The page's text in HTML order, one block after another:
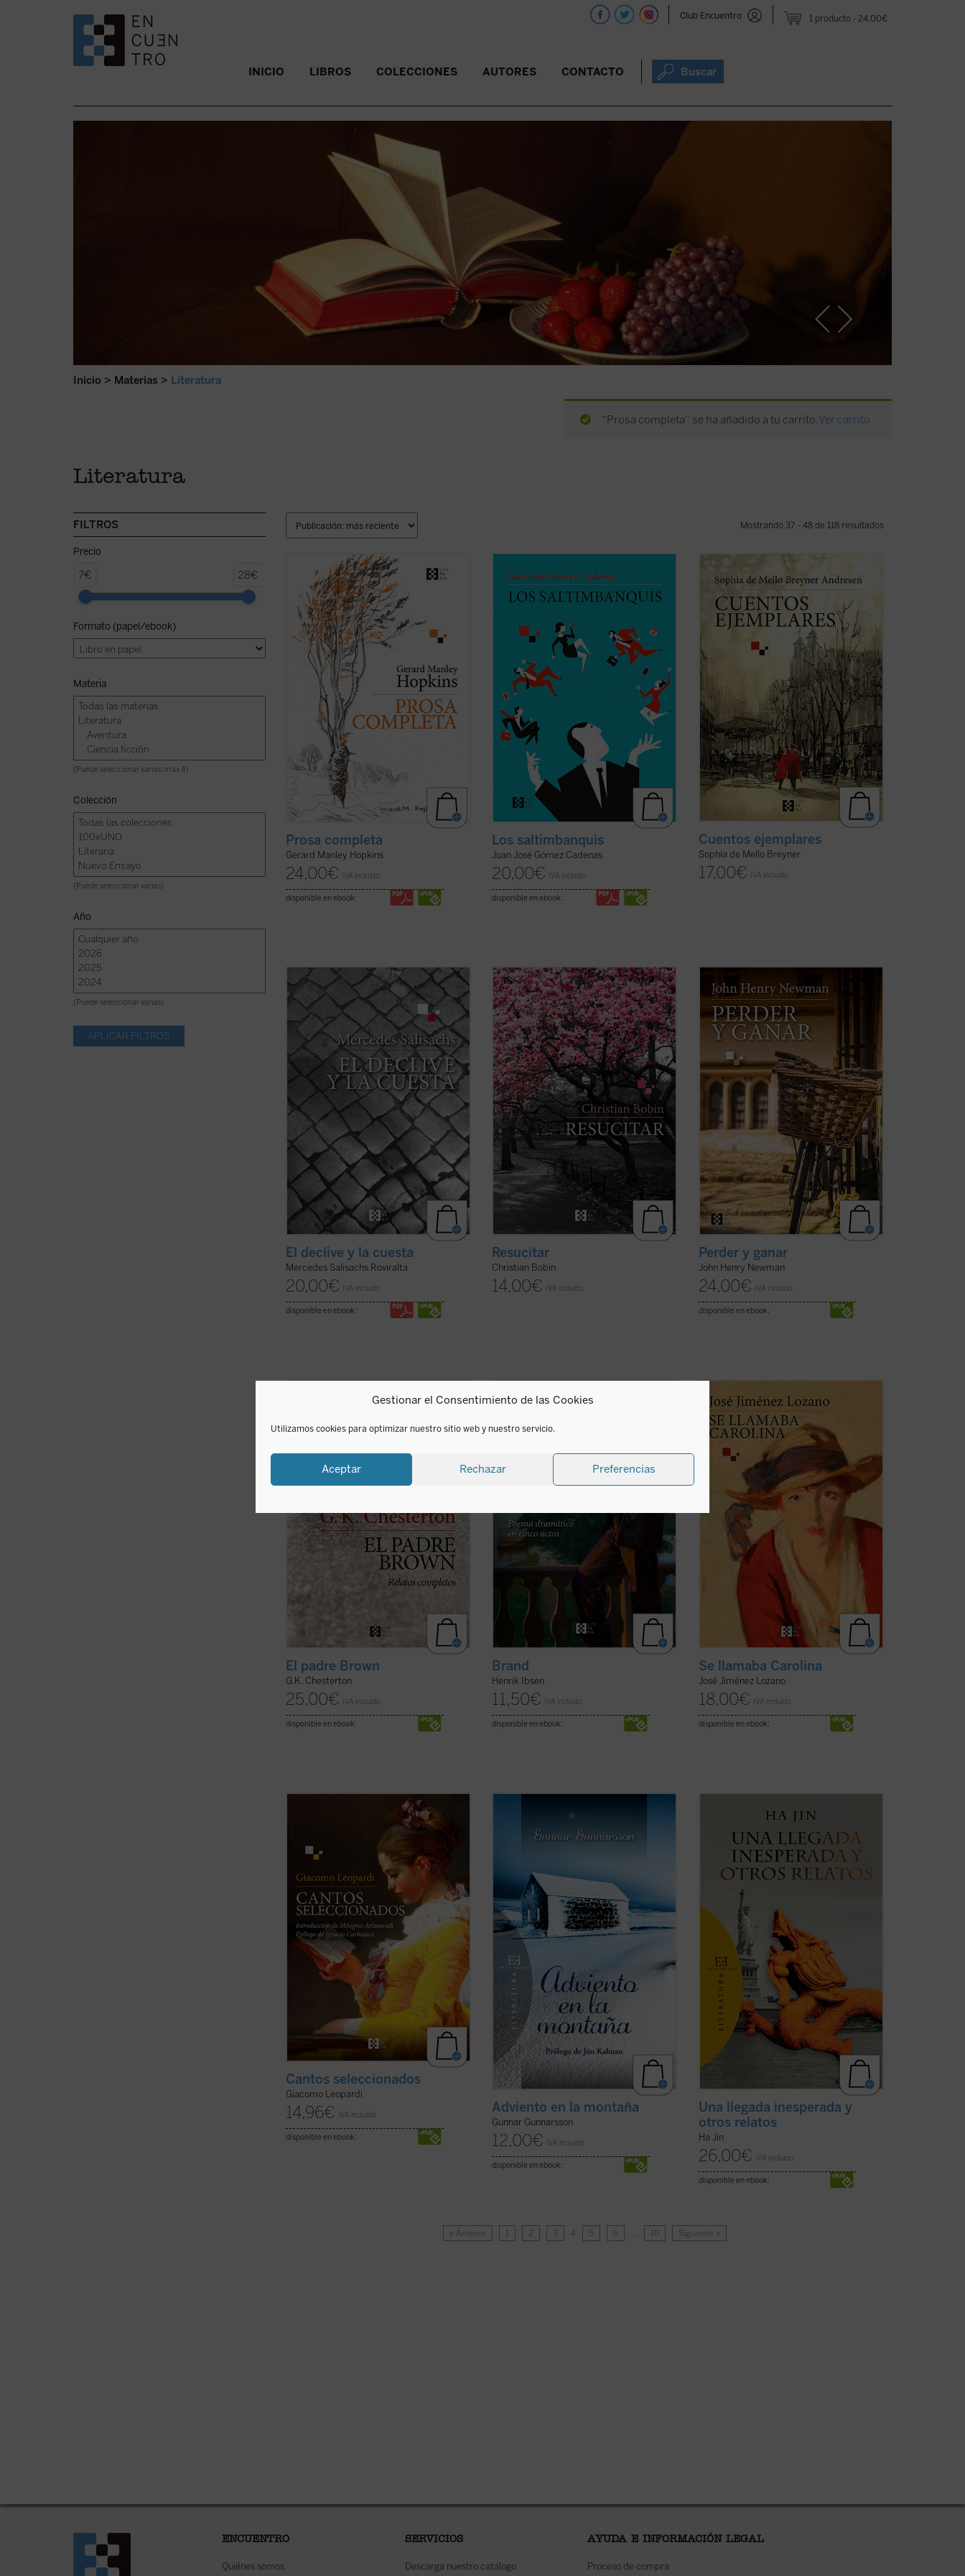
Gestionar el Consentimiento de las Cookies
Utilizamos cookies para optimizar nuestro sitio web y nuestro servicio.
Aceptar Rechazar Preferencias
1 producto 24,00€
Club Encuentro
SALTAR AL CONTENIDO. INICIO LIBROS COLECCIONES AUTORES CONTACTO Buscar
Inicio > Materias > Literatura
“Prosa completa” se ha añadido a tu carrito.Ver carrito
Literatura
FILTROS
Precio
7€ 28€
Formato (papel/ebook)
Materia
(Puede seleccionar varias: máx 4)
Colección
(Puede seleccionar varias)
Año
(Puede seleccionar varias)
Mostrando 37 - 48 de 118 resultados
Se publica por primera vez en castellano,
de la mano del filólogo, escritor y
traductor Gabriel Insausti la obra
completa en prosa --a excepción de algún
texto menor-- del poeta inglés Gerard
Manley Hopkins (1844-1889). Ejemplo
claro del ... (ver ficha)
Prosa completa
Gerard Manley Hopkins
24,00€ IVA incluido
disponible en ebook:
Los saltimbanquisnos presenta un
mundo de despachos de acero y
metacrilato, cámaras ocultas, selectos
deportivos, con encuentros a puerta
cerrada en los que cada palabra tiene un
precio. Los límites de ...(ver ficha)
Los saltimbanquis
Juan José Gómez Cadenas
20,00€ IVA incluido
disponible en ebook:
Estos siete cuentos «para adultos» de la
famosa poetisa Sophia de Mello Breyner
Andresen --la primera mujer portuguesa
en recibir el Prémio Camões, el más
importante galardón de la literatura en
lengua lusa-- que se publican por primera
(ver ficha)
Cuentos ejemplares
Sophia de Mello Breyner
17,00€ IVA incluido
Hito importante en la novelística de
Mercedes Salisachs,
El declive y la cuesta
es un relato directo y valiente en el que,
partiendo del episodio evangélico del
buen ladrón crucificado junto a Cristo, se
narra con gran hondura el ...(ver ficha)
El declive y la cuesta
Mercedes Salisachs Roviralta
20,00€ IVA incluido
disponible en ebook:
EnResucitar, libro escrito con el
inconfundible estilo fragmentario y a
veces aforístico que caracteriza a
Christian Bobin, todas las páginas orbitan
en torno a la muerte del padre del autor
tras una larga enfermedad de Alzheimer.
Una ...(ver ficha)
Resucitar
Christian Bobin
14,00€ IVA incluido
Perder y ganares una novela
autobiográfica escrita por el beato John
Henry Newman, que nos permite
adentrarnos en su fascinante
personalidad a través del protagonista de
la obra, Charles Reading, y descubrir en
toda su hondura las ...(ver ficha)
Perder y ganar
John Henry Newman
24,00€ IVA incluido
disponible en ebook:
El conjunto de los relatos del padre
veinte años, constituye quizá la obra más
detective que los protagoniza resuelve en
ellos, armado únicamente con su ...
El padre Brown
G.K. Chesterton
25,00€ IVA incluido
disponible en ebook:
Considerado junto aPeer Gynt
Ibsen, narra la historia del pastor
vivir según una supuesta perfección
moral y, con ello, "sanar a la raza
Brand
Henrik Ibsen
11,50€ IVA incluido
disponible en ebook:
En esta novela Jiménez Lozano nos
relata la representación del
shakesperiano en un pueblo de la meseta
castellana en la inmediata posguerra. La
obra es representada por una compañía
de cómicos ambulantes y por las propias
(ver ficha)
Se llamaba Carolina
José Jiménez Lozano
18,00€ IVA incluido
disponible en ebook:
Esta selección de Leopardi propone al
lector, a través de la introducción de la
ensayo conclusivo del catedrático de
literatura bíblica Ignacio Carbajosa, una
original mirada sobre la obra del poeta
de ...(ver ficha)
Cantos seleccionados
Giacomo Leopardi
14,96€ IVA incluido
disponible en ebook:
Adviento en la montaña
inspirador y lleno de simbolismo,
ambientado en el crudo invierno de las
afronta su tradicional aventura de
Adviento para ...
Adviento en la montaña
Gunnar Gunnarsson
12,00€ IVA incluido
disponible en ebook:
Una llegada inesperada y otros relatos
selección de trece cuentos de uno de los
más prestigiosos escritores de ficción en
lengua inglesa de nuestros días.
Haciendo gala de un estilo directo, ...(ver
Una llegada inesperada y
otros relatos
Ha Jin
26,00€ IVA incluido
disponible en ebook:
« Anterior 1 2 3 4 5 6 … 10 Siguiente »
ENCUENTRO
Quiénes somos
SERVICIOS
Descarga nuestro catálogo
AYUDA E INFORMACIÓN LEGAL
Proceso de compra